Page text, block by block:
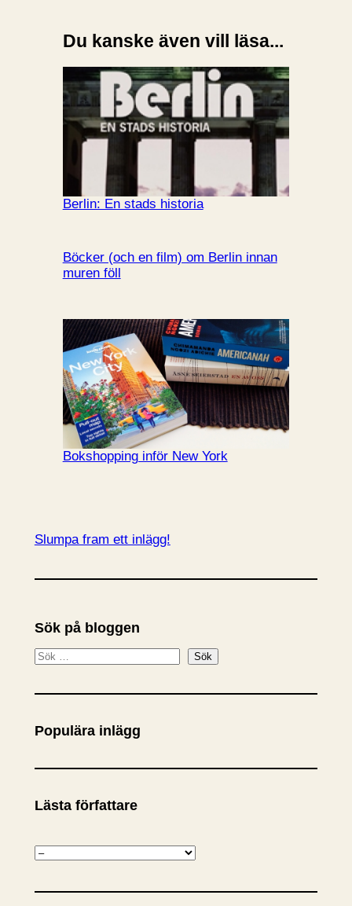
Du kanske även vill läsa...
Berlin: En stads historia
Böcker (och en film) om Berlin innan
muren föll
Bokshopping inför New York
Slumpa fram ett inlägg!
Sök på bloggen
S
k
Sök
Populära inlägg
Lästa författare
K
t